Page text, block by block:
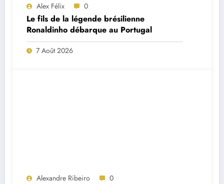
Alex Félix 0
Le fils de la légende brésilienne
Ronaldinho débarque au Portugal
7 Août 2026
Alexandre Ribeiro 0